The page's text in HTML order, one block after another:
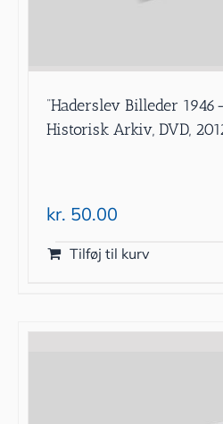
”Haderslev Billeder
Historisk Arkiv, DVD,
kr. 50.00
Tilføj til kurv